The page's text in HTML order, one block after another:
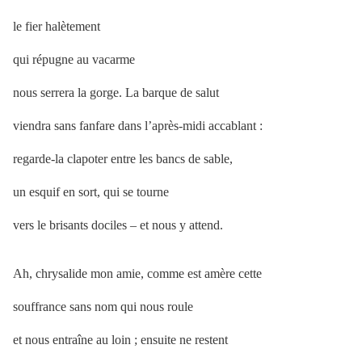
le fier halètement
qui répugne au vacarme
nous serrera la gorge. La barque de salut
viendra sans fanfare dans l’après-midi accablant :
regarde-la clapoter entre les bancs de sable,
un esquif en sort, qui se tourne
vers le brisants dociles – et nous y attend.
Ah, chrysalide mon amie, comme est amère cette
souffrance sans nom qui nous roule
et nous entraîne au loin ; ensuite ne restent